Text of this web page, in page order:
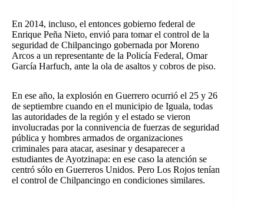
En 2014, incluso, el entonces gobierno federal de
Enrique Peña Nieto, envió para tomar el control de la
seguridad de Chilpancingo gobernada por Moreno
Arcos a un representante de la Policía Federal, Omar
García Harfuch, ante la ola de asaltos y cobros de piso.
En ese año, la explosión en Guerrero ocurrió el 25 y 26
de septiembre cuando en el municipio de Iguala, todas
las autoridades de la región y el estado se vieron
involucradas por la connivencia de fuerzas de seguridad
pública y hombres armados de organizaciones
criminales para atacar, asesinar y desaparecer a
estudiantes de Ayotzinapa: en ese caso la atención se
centró sólo en Guerreros Unidos. Pero Los Rojos tenían
el control de Chilpancingo en condiciones similares.